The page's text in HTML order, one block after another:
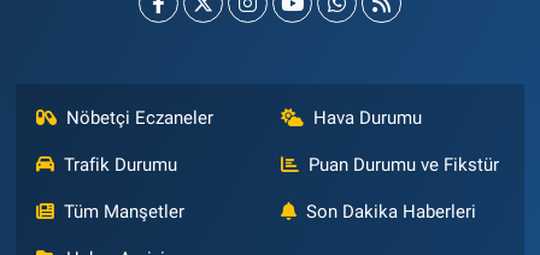
Nöbetçi Eczaneler Hava Durumu
Trafik Durumu Puan Durumu ve Fikstür
Tüm Manşetler Son Dakika Haberleri